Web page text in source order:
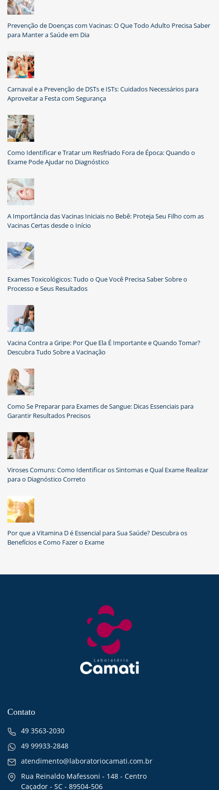
Prevenção de Doenças com Vacinas: O Que Todo Adulto Precisa Saber
para Manter a Saúde em Dia
Carnaval e a Prevenção de DSTs e ISTs: Cuidados Necessários para
Aproveitar a Festa com Segurança
Como Identificar e Tratar um Resfriado Fora de Época: Quando o
Exame Pode Ajudar no Diagnóstico
A Importância das Vacinas Iniciais no Bebê: Proteja Seu Filho com as
Vacinas Certas desde o Início
Exames Toxicológicos: Tudo o Que Você Precisa Saber Sobre o
Processo e Seus Resultados
Vacina Contra a Gripe: Por Que Ela É Importante e Quando Tomar?
Descubra Tudo Sobre a Vacinação
Como Se Preparar para Exames de Sangue: Dicas Essenciais para
Garantir Resultados Precisos
Viroses Comuns: Como Identificar os Sintomas e Qual Exame Realizar
para o Diagnóstico Correto
Por que a Vitamina D é Essencial para Sua Saúde? Descubra os
Benefícios e Como Fazer o Exame
Contato
49 3563-2030
49 99933-2848
atendimento@laboratoriocamati.com.br
Rua Reinaldo Mafessoni - 148 - Centro
Caçador - SC - 89504-506